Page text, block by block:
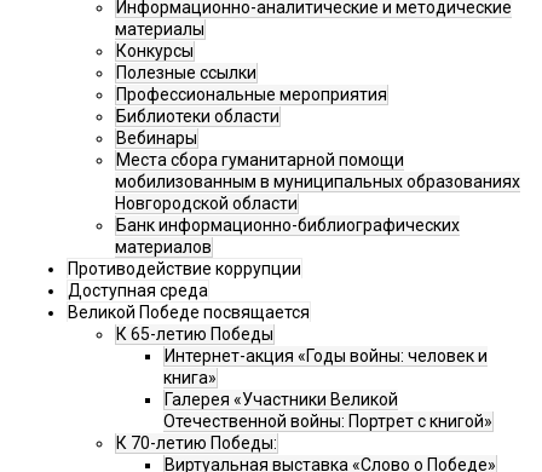
Информационно-аналитические и методические
материалы
Конкурсы
Полезные ссылки
Профессиональные мероприятия
Библиотеки области
Вебинары
Места сбора гуманитарной помощи
мобилизованным в муниципальных образованиях
Новгородской области
Банк информационно-библиографических
материалов
Противодействие коррупции
Доступная среда
Великой Победе посвящается
К 65-летию Победы
Интернет-акция «Годы войны: человек и
книга»
Галерея «Участники Великой
Отечественной войны: Портрет с книгой»
К 70-летию Победы:
Виртуальная выставка «Слово о Победе»